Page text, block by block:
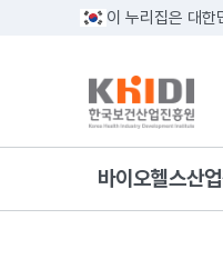
이 누리집은 대한
바이오헬스산